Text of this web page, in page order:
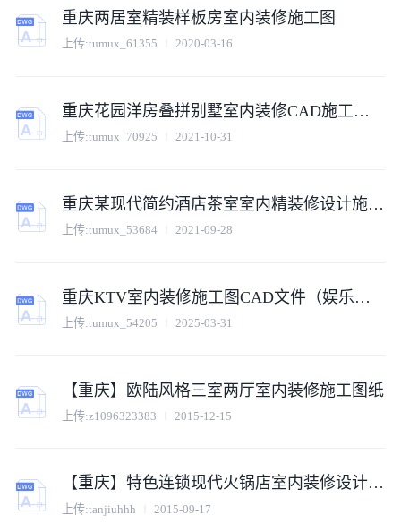
重庆两居室精装样板房室内装修施工图
上传:tumux_61355 2020-03-16
重庆花园洋房叠拼别墅室内装修CAD施工图（含效果）
上传:tumux_70925 2021-10-31
重庆某现代简约酒店茶室室内精装修设计施工图CAD图纸
上传:tumux_53684 2021-09-28
重庆KTV室内装修施工图CAD文件（娱乐空间深化版）
上传:tumux_54205 2025-03-31
【重庆】欧陆风格三室两厅室内装修施工图纸
上传:z1096323383 2015-12-15
【重庆】特色连锁现代火锅店室内装修设计施工图（附效果图）
上传:tanjiuhhh 2015-09-17